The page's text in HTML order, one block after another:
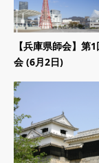
【兵庫県師会】第
会 (6月2日)